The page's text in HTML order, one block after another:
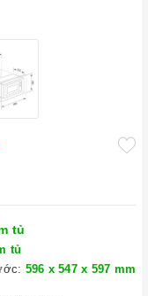
tủ
tủ
596 x 547 x 597 mm